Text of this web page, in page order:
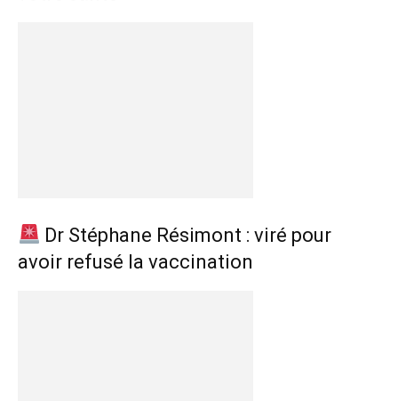
Dr Stéphane Résimont : viré pour
avoir refusé la vaccination